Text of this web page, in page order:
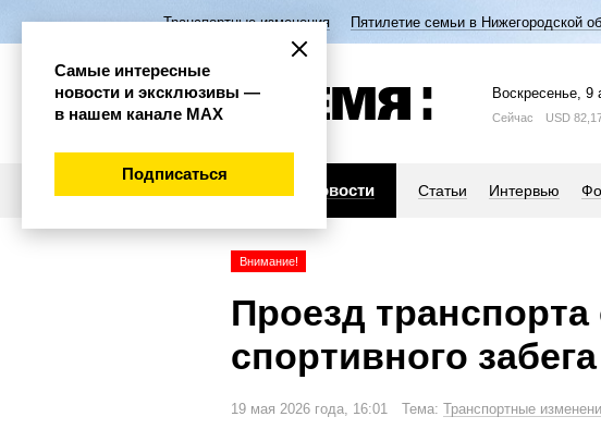
Транспортные изменения Пятилетие семьи в Нижегородской
Воскресенье, 9
Сейчас USD
Новости Статьи Интервью
Внимание!
Проезд
спортивного
19 мая 2026 года, 16:01 Тема: Транспортные
Самые интересные
новости и эксклюзивы —
в нашем канале МАХ
Подписаться